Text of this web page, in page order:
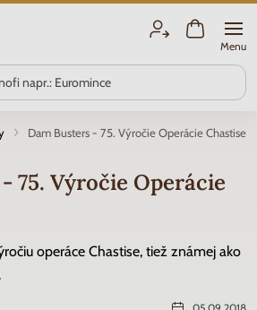
Menu
Dam Busters - 75. Výročie Operácie Chastise
75. Výročie Operácie
operáce Chastise, tiež známej ako